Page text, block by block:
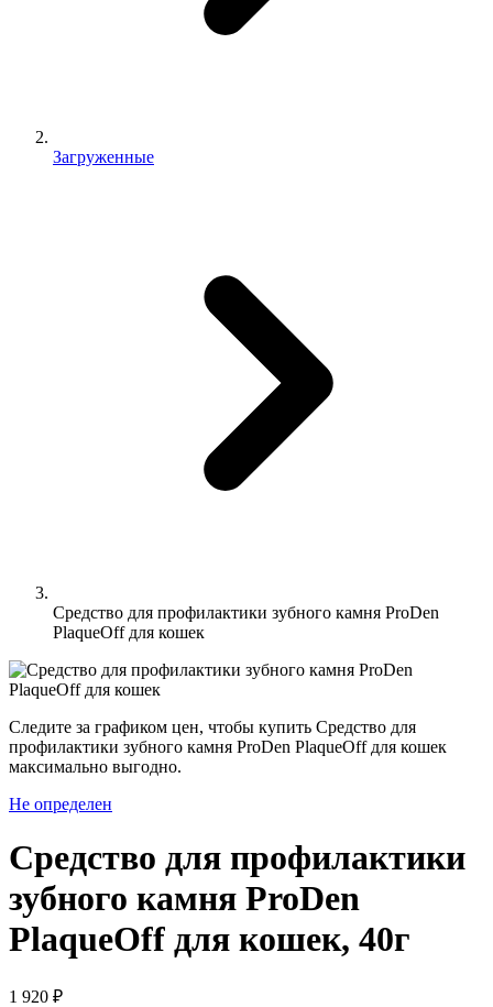
Загруженные
Средство для профилактики зубного камня ProDen
PlaqueOff для кошек
Следите за графиком цен, чтобы купить Средство для
профилактики зубного камня ProDen PlaqueOff для кошек
максимально выгодно.
Не определен
Средство для профилактики
зубного камня ProDen
PlaqueOff для кошек, 40г
1 920 ₽